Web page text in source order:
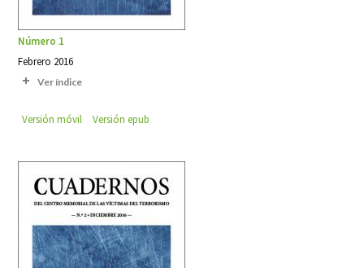
Número 1
Febrero 2016
Ver índice
Versión móvil Versión epub